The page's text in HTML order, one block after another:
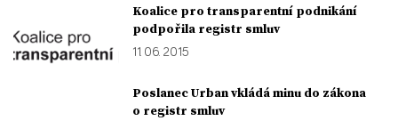
Koalice pro transparentní podnikání
podpořila registr smluv
11. 06. 2015
Poslanec Urban vkládá minu do zákona
o registr smluv